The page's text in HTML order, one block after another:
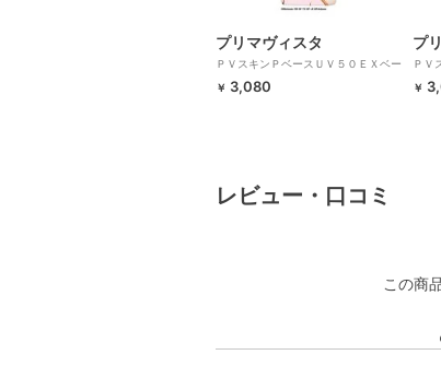
プリマヴィスタ
ＰＶスキンＰベースＵＶ５０ＥＸベー
ジュ（ミュウ）
￥ 3,080
プ
ＰＶ
ンダ
￥
レビュー・口コミ
この商